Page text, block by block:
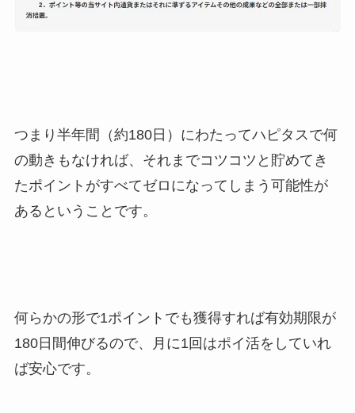
つまり半年間（約180日）にわたってハピタスで何
の動きもなければ、それまでコツコツと貯めてき
たポイントがすべてゼロになってしまう可能性が
あるということです。
何らかの形で1ポイントでも獲得すれば有効期限が
180日間伸びるので、月に1回はポイ活をしていれ
ば安心です。